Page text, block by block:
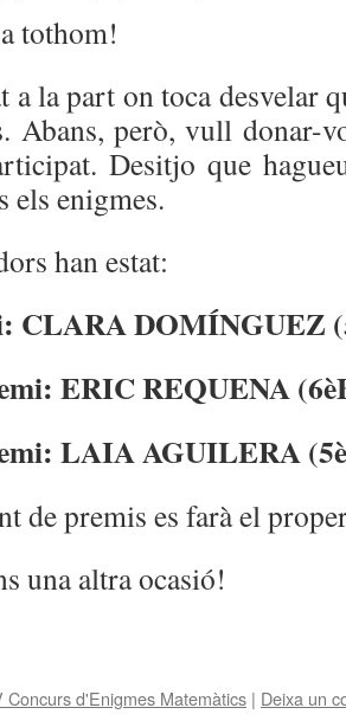
tothom!
a la part on toca desvelar
Abans, però, vull donar-
Desitjo que
els enigmes.
han estat:
CLARA DOMÍNGUEZ
ERIC REQUENA
LAIA AGUILERA
de premis es farà el
una altra ocasió!
Concurs d'Enigmes Matemàtics | Deixa un